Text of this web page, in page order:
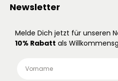
Newsletter
Melde Dich jetzt für unseren
10% Rabatt als